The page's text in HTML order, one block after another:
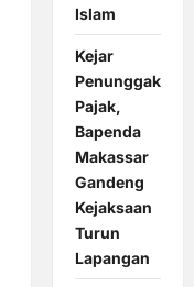
Islam
Kejar
Penunggak
Pajak,
Bapenda
Makassar
Gandeng
Kejaksaan
Turun
Lapangan